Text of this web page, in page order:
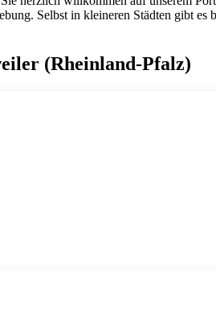
Selbst in kleineren Städten gibt
(Rheinland-Pfalz)